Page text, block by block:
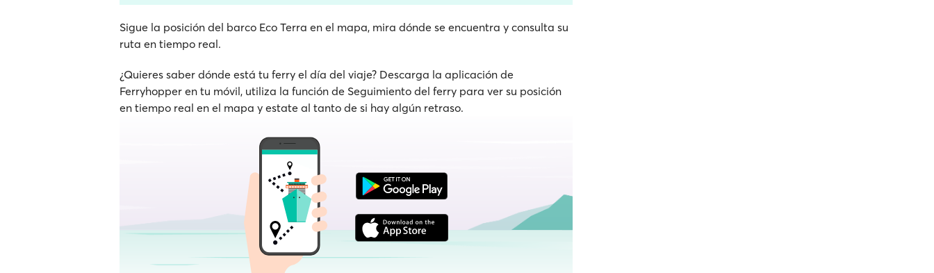
Sigue la posición del barco Eco Terra en el mapa, mira dónde se encuentra y consulta su
ruta en tiempo real.
¿Quieres saber dónde está tu ferry el día del viaje? Descarga la aplicación de
Ferryhopper en tu móvil, utiliza la función de Seguimiento del ferry para ver su posición
en tiempo real en el mapa y estate al tanto de si hay algún retraso.